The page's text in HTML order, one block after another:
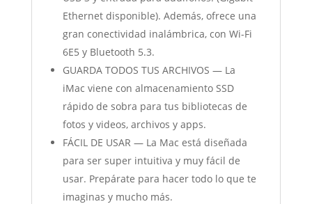
Ethernet disponible). Además, ofrece una
gran conectividad inalámbrica, con Wi-Fi
6E5 y Bluetooth 5.3.
GUARDA TODOS TUS ARCHIVOS — La
iMac viene con almacenamiento SSD
rápido de sobra para tus bibliotecas de
fotos y videos, archivos y apps.
FÁCIL DE USAR — La Mac está diseñada
para ser super intuitiva y muy fácil de
usar. Prepárate para hacer todo lo que te
imaginas y mucho más.